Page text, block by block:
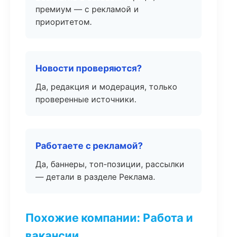
премиум — с рекламой и
приоритетом.
Новости проверяются?
Да, редакция и модерация, только
проверенные источники.
Работаете с рекламой?
Да, баннеры, топ-позиции, рассылки
— детали в разделе Реклама.
Похожие компании: Работа и